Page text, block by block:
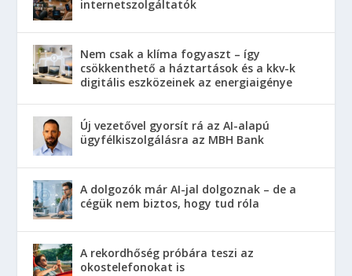
internetszolgáltatók
Nem csak a klíma fogyaszt – így
csökkenthető a háztartások és a kkv-k
digitális eszközeinek az energiaigénye
Új vezetővel gyorsít rá az AI-alapú
ügyfélkiszolgálásra az MBH Bank
A dolgozók már AI-jal dolgoznak – de a
cégük nem biztos, hogy tud róla
A rekordhőség próbára teszi az
okostelefonokat is